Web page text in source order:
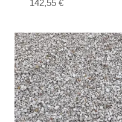
142,55 €